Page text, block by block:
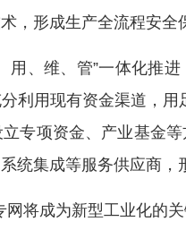
，形成生产全流程安全
用、维、管”一体化推
利用现有资金渠道，用
专项资金、产业基金
统集成等服务供应商，
将成为新型工业化的